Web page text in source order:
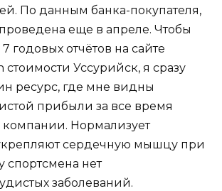
По данным банка-покупателя,
еще в апреле. Чтобы
годовых отчётов на сайте
стоимости Уссурийск, я сразу
ресурс, где мне видны
прибыли за все время
компании. Нормализует
сердечную мышцу при
спортсмена нет
заболеваний.